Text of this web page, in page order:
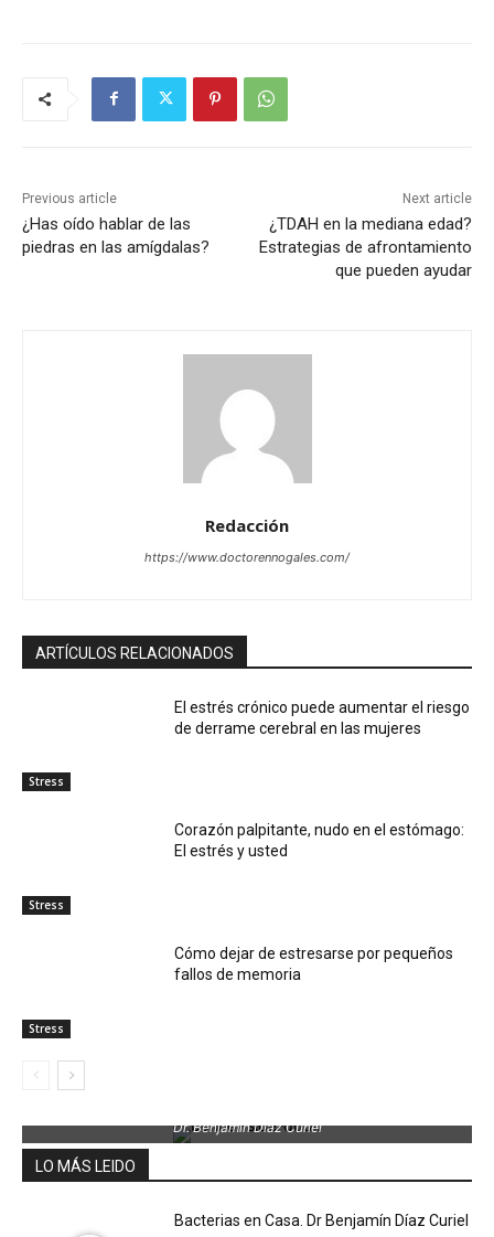
Previous article
¿Has oído hablar de las
piedras en las amígdalas?
Next article
¿TDAH en la mediana edad?
Estrategias de afrontamiento
que pueden ayudar
Redacción
https://www.doctorennogales.com/
ARTÍCULOS RELACIONADOS
Stress
El estrés crónico puede aumentar el riesgo
de derrame cerebral en las mujeres
Stress
Corazón palpitante, nudo en el estómago:
El estrés y usted
Stress
Cómo dejar de estresarse por pequeños
fallos de memoria
Dr. Benjamin Díaz Curiel
LO MÁS LEIDO
Bacterias en Casa. Dr Benjamín Díaz Curiel